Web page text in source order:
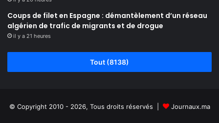
Coups de filet en Espagne : démantèlement d’un réseau
algérien de trafic de migrants et de drogue
il y a 21 heures
Tout (8138)
© Copyright 2010 - 2026, Tous droits réservés | Journaux.ma